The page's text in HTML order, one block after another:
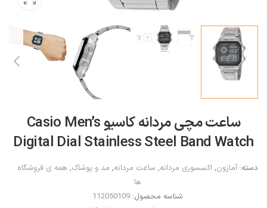
ساعت مچی مردانه کاسیو Casio Men’s
Digital Dial Stainless Steel Band Watch
دسته:آمازون, اکسسوری مردانه, ساعت مردانه, مد و پوشاک, همه ی فروشگاه
ها
شناسه محصول:112050109